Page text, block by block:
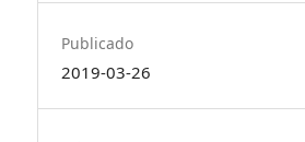
Publicado
2019-03-26